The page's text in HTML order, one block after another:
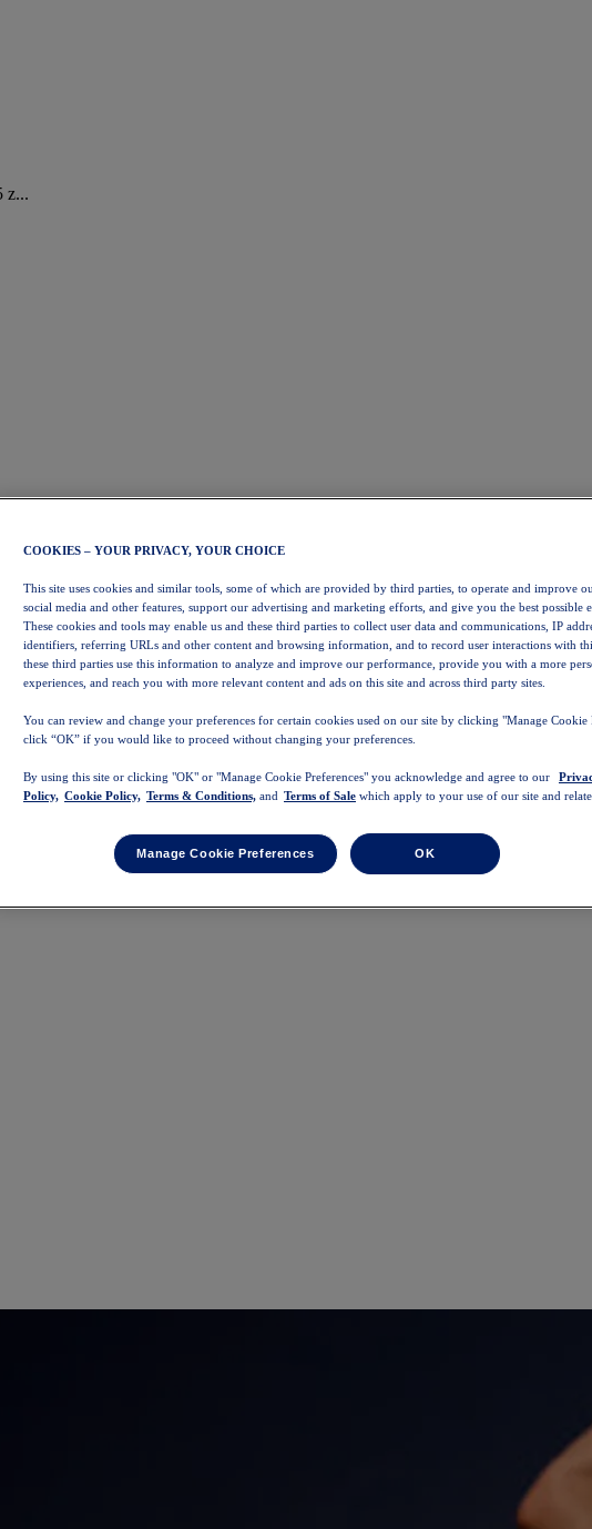
z...
COOKIES – YOUR PRIVACY, YOUR CHOICE
This site uses cookies and similar tools, some of which are provided by third parties, to operate and improve
social media and other features, support our advertising and marketing efforts, and give you the best possible
These cookies and tools may enable us and these third parties to collect user data and communications, IP
identifiers, referring URLs and other content and browsing information, and to record user interactions with
these third parties use this information to analyze and improve our performance, provide you with a more
experiences, and reach you with more relevant content and ads on this site and across third party sites.
You can review and change your preferences for certain cookies used on our site by clicking "Manage Cookie
click “OK” if you would like to proceed without changing your preferences.
By using this site or clicking "OK" or "Manage Cookie Preferences" you acknowledge and agree to our
Policy, Cookie Policy, Terms & Conditions, and Terms of Sale which apply to your use of our site and
Manage Cookie Preferences OK